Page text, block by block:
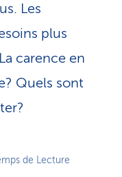
Les
plus
carence en
Quels sont
de Lecture